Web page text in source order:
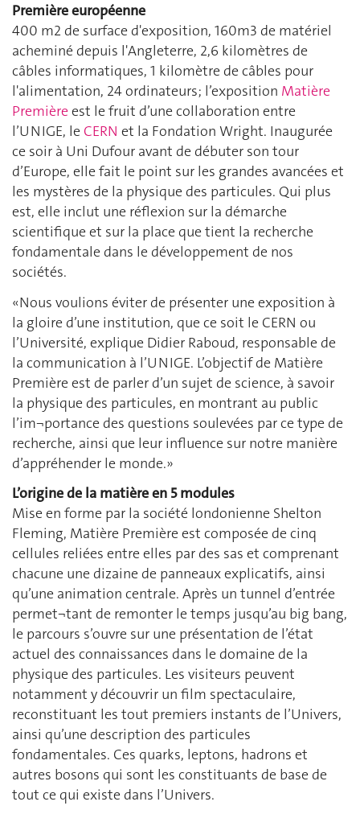
Première européenne
400 m2 de surface d'exposition, 160m3 de matériel
acheminé depuis l'Angleterre, 2,6 kilomètres de
câbles informatiques, 1 kilomètre de câbles pour
l'alimentation, 24 ordinateurs; l’exposition Matière
Premièreest le fruit d’une collaboration entre
l’UNIGE, le CERN et la Fondation Wright. Inaugurée
ce soir à Uni Dufour avant de débuter son tour
d’Europe, elle fait le point sur les grandes avancées et
les mystères de la physique des particules. Qui plus
est, elle inclut une réflexion sur la démarche
scientifique et sur la place que tient la recherche
fondamentale dans le développement de nos
sociétés.
«Nous voulions éviter de présenter une exposition à
la gloire d’une institution, que ce soit le CERN ou
l’Université, explique Didier Raboud, responsable de
la communication à l’UNIGE. L’objectif de Matière
Première est de parler d’un sujet de science, à savoir
la physique des particules, en montrant au public
l’im¬portance des questions soulevées par ce type de
recherche, ainsi que leur influence sur notre manière
d’appréhender le monde.»
L’origine de la matière en 5 modules
Mise en forme par la société londonienne Shelton
Fleming, Matière Première est composée de cinq
cellules reliées entre elles par des sas et comprenant
chacune une dizaine de panneaux explicatifs, ainsi
qu’une animation centrale. Après un tunnel d’entrée
permet¬tant de remonter le temps jusqu’au big bang,
le parcours s’ouvre sur une présentation de l’état
actuel des connaissances dans le domaine de la
physique des particules. Les visiteurs peuvent
notamment y découvrir un film spectaculaire,
reconstituant les tout premiers instants de l’Univers,
ainsi qu’une description des particules
fondamentales. Ces quarks, leptons, hadrons et
autres bosons qui sont les constituants de base de
tout ce qui existe dans l’Univers.